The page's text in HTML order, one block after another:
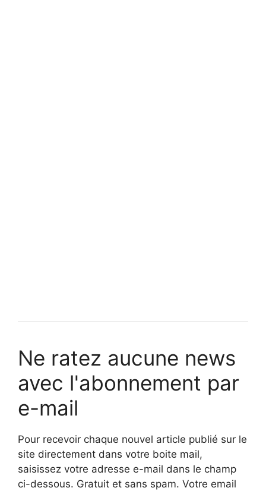
Ne ratez aucune news
avec l'abonnement par
e-mail
Pour recevoir chaque nouvel article publié sur le
site directement dans votre boite mail,
saisissez votre adresse e-mail dans le champ
ci-dessous. Gratuit et sans spam. Votre email